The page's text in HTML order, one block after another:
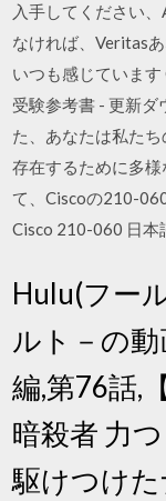
入手してください
なければ、Veritas
いつも感じていま
受験参考書 - 更新
た、あなたは私た
存在するために多
て、Ciscoの210-
Cisco 210-060 日本
Hulu(フー
ルト－の
編,第76話,
暗殺者 力
駆けつけ